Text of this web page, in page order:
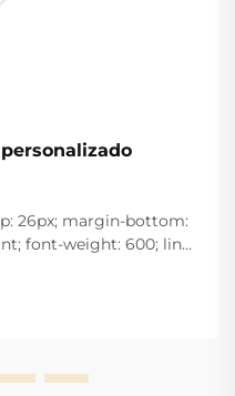
26px; margin-bottom:
font-weight: 600; line-
20px !important; font-